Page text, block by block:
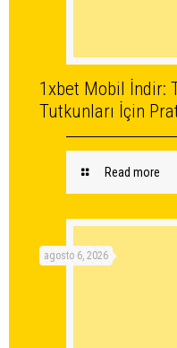
1xbet Mobil İndir:
Tutkunları İçin
Read more
agosto 6, 2026